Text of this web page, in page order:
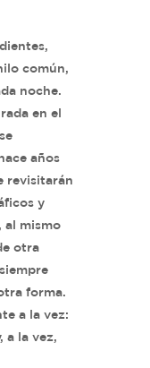
común,
noche.
en el
años
revisitarán
y
al mismo
otra
forma.
a la vez:
a la vez,